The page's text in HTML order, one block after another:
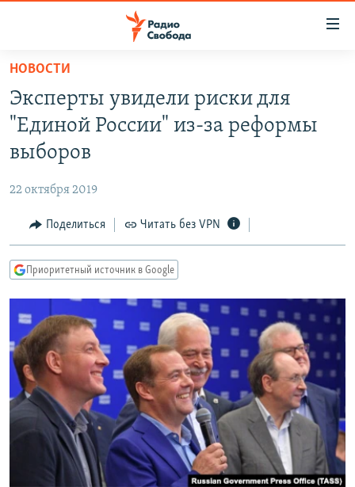
упрощенного
доступа
Вернуться
основному
Вернутся
Вернутся
поиску
ПОДКАСТЫ
АВТОРСКИЕ ПРОЕКТЫ
МНЕНИЯ
КУЛЬТУРА
КАВКАЗ.РЕАЛИИ
СЕВЕР.РЕАЛИИ
СИБИРЬ.РЕАЛИИ
РАСПИСАНИЕ ВЕЩАНИЯ
ПОДПИШИТЕСЬ НА РАССЫЛКУ
СОЦИАЛЬНЫЕ СЕТИ
НОВОСТИ
Эксперты увидели риски для
"Единой России" из-за реформы
выборов
22 октября 2019
Поделиться Читать без VPN
Приоритетный источник в Google